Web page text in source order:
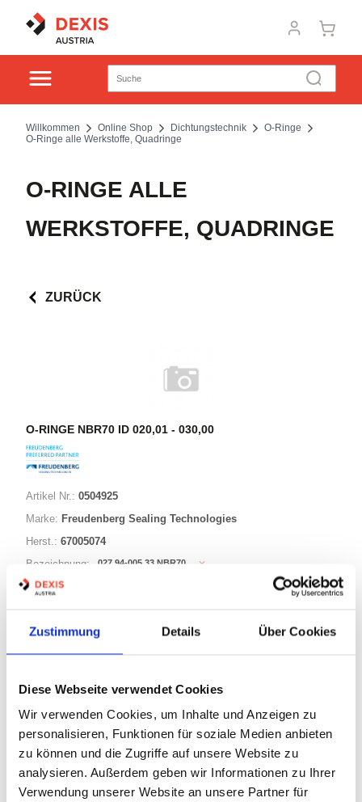
Zustimmung Details Über Cookies
Diese Webseite verwendet Cookies
Wir verwenden Cookies, um Inhalte und Anzeigen zu
personalisieren, Funktionen für soziale Medien anbieten
zu können und die Zugriffe auf unsere Website zu
analysieren. Außerdem geben wir Informationen zu Ihrer
Verwendung unserer Website an unsere Partner für
Willkommen Online Shop Dichtungstechnik
O-Ringe
O-Ringe alle Werkstoffe, Quadringe
O-RINGE ALLE
WERKSTOFFE, QUADRINGE
ZURÜCK
O-RINGE NBR70 ID 020,01 - 030,00
Artikel Nr.: 0504925
Marke: Freudenberg Sealing Technologies
Herst.: 67005074
Bezeichnung:
027,94-005,33 NBR70
ID: 27,94mm
STK Warenkorb
Auf Lager
Print